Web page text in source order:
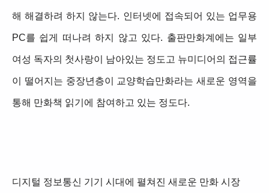
해 해결하려 하지 않는다. 인터넷에 접속되어 있는 업무용
PC를 쉽게 떠나려 하지 않고 있다. 출판만화계에는 일부
여성 독자의 첫사랑이 남아있는 정도고 뉴미디어의 접근률
이 떨어지는 중장년층이 교양학습만화라는 새로운 영역을
통해 만화책 읽기에 참여하고 있는 정도다.
디지털 정보통신 기기 시대에 펼쳐진 새로운 만화 시장